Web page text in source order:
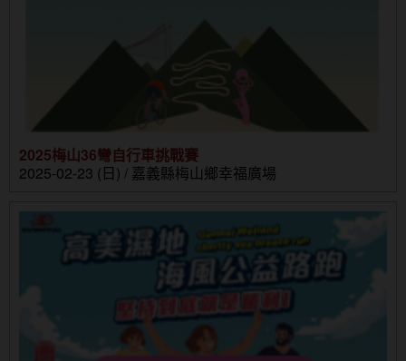
2025梅山36彎自行車挑戰賽
2025-02-23 (日) / 嘉義縣梅山鄉幸福廣場